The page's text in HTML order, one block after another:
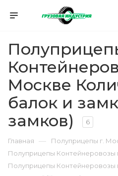
Москве
балок и
замков)
6
Главная — Полуприцепы г.
Полуприцепы Контейнеровозы
Полуприцепы Контейнеровозы